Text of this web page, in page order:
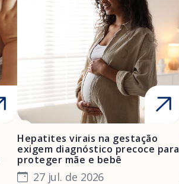
Hepatites virais na gestação
exigem diagnóstico precoce para
proteger mãe e bebê
27 jul. de 2026